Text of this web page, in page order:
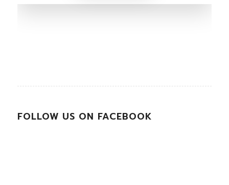
FOLLOW US ON FACEBOOK